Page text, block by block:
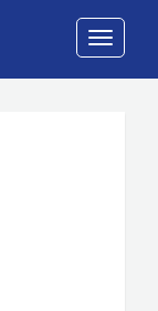
Toggle